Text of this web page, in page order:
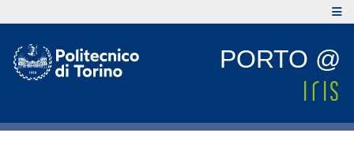
PORTO @